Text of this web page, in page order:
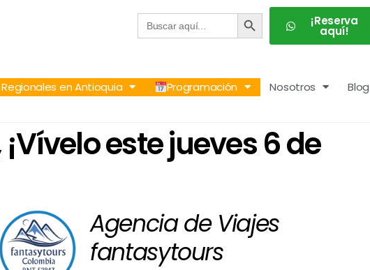
Buscar: BOTÓN DE BÚSQUEDA
¡Reserva
aquí!
en Antioquia Programación Nosotros Blog
este jueves 6 de
Agencia de Viajes
fantasytours